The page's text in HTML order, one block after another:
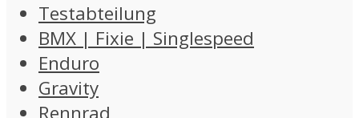
Testabteilung
BMX | Fixie | Singlespeed
Enduro
Gravity
Rennrad